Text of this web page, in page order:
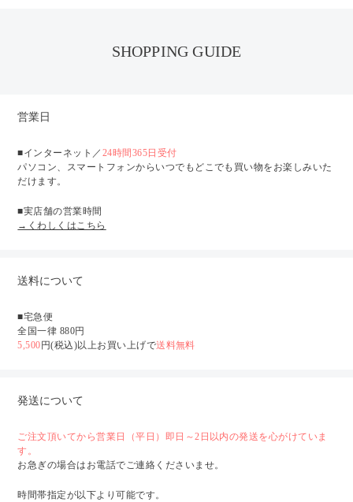
SHOPPING GUIDE
営業日
■インターネット／ 24時間365日受付
パソコン、スマートフォンからいつでもどこでも買い物をお楽しみいた
だけます。
■実店舗の営業時間
→くわしくはこちら
送料について
■宅急便
全国一律 880円
5,500円(税込)以上お買い上げで送料無料
発送について
ご注文頂いてから営業日（平日）即日～2日以内の発送を心がけていま
す。
お急ぎの場合はお電話でご連絡くださいませ。
時間帯指定が以下より可能です。